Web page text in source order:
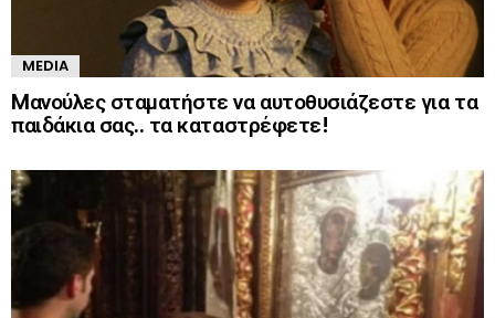
MEDIA
Mανούλες σταματήστε να αυτοθυσιάζεστε για τα
παιδάκια σας.. τα καταστρέφετε!